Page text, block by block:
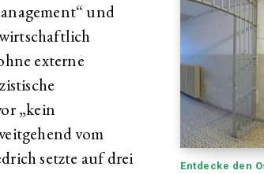
und
externe
„kein
vom
setzte auf drei
Entdecke den